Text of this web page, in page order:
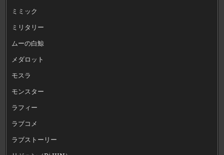
ミミック
ミリタリー
ムーの白鯨
メダロット
モスラ
モンスター
ラフィー
ラブコメ
ラブストーリー